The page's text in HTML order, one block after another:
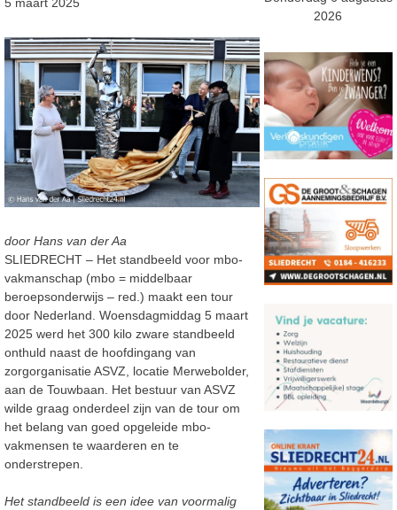
5 maart 2025
door Hans van der Aa
SLIEDRECHT – Het standbeeld voor mbo-
vakmanschap (mbo = middelbaar
beroepsonderwijs – red.) maakt een tour
door Nederland. Woensdagmiddag 5 maart
2025 werd het 300 kilo zware standbeeld
onthuld naast de hoofdingang van
zorgorganisatie ASVZ, locatie Merwebolder,
aan de Touwbaan. Het bestuur van ASVZ
wilde graag onderdeel zijn van de tour om
het belang van goed opgeleide mbo-
vakmensen te waarderen en te
onderstrepen.
Het standbeeld is een idee van voormalig
2026